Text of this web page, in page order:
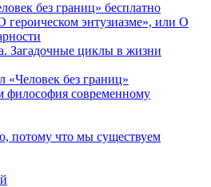
без границ» бесплатно
энтузиазме», или О
Загадочные циклы в жизни
без границ»
философия современному
потому что мы существуем